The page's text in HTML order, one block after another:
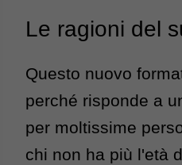
Le ragioni del
Questo nuovo
perché risponde a
per moltissime
chi non ha più l'età